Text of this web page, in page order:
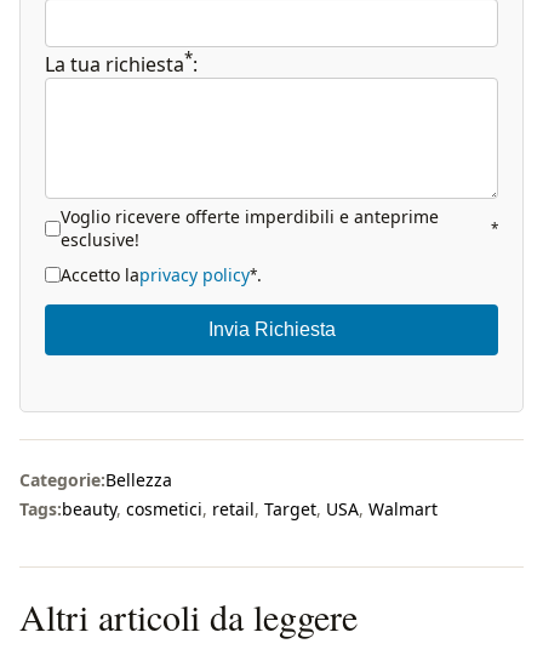
La tua richiesta*:
Voglio ricevere offerte imperdibili e anteprime
esclusive!
*
Accetto laprivacy policy*.
Invia Richiesta
Categorie:Bellezza
Tags:beauty, cosmetici, retail, Target, USA, Walmart
Altri articoli da leggere